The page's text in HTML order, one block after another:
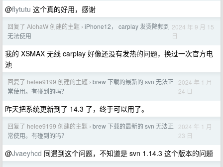
@flytutu 这个真的好用，感谢
回复了 AlohaW 创建的主题 › iPhone12， carplay 发烫降频到
无法使用
2024 年 9 月 15
日
我的 XSMAX 无线 carplay 好像还没有发热的问题，换过一次官方电
池
回复了 helee9199 创建的主题 › brew 下载的最新的 svn 无法正
常使用。有碰到的吗？
2024 年 1 月
24 日
昨天把系统更新到了 14.3 了，终于可以用了。
回复了 helee9199 创建的主题 › brew 下载的最新的 svn 无法正
常使用。有碰到的吗？
2024 年 1 月
23 日
@Jvaeyhcd 同遇到这个问题，不知道是 svn 1.14.3 这个版本的问题